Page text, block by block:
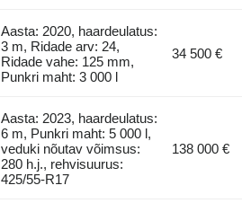
Aasta: 2020, haardeulatus:
3 m, Ridade arv: 24,
Ridade vahe: 125 mm,
Punkri maht: 3 000 l
34 500 €
Aasta: 2023, haardeulatus:
6 m, Punkri maht: 5 000 l,
veduki nõutav võimsus:
280 h.j., rehvisuurus:
425/55-R17
138 000 €